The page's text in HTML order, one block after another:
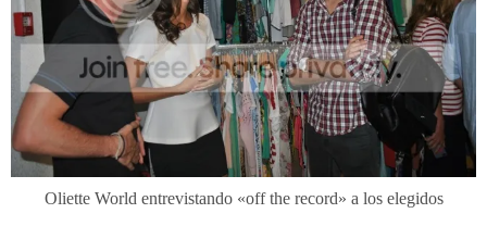
Oliette World entrevistando «off the record» a los elegidos